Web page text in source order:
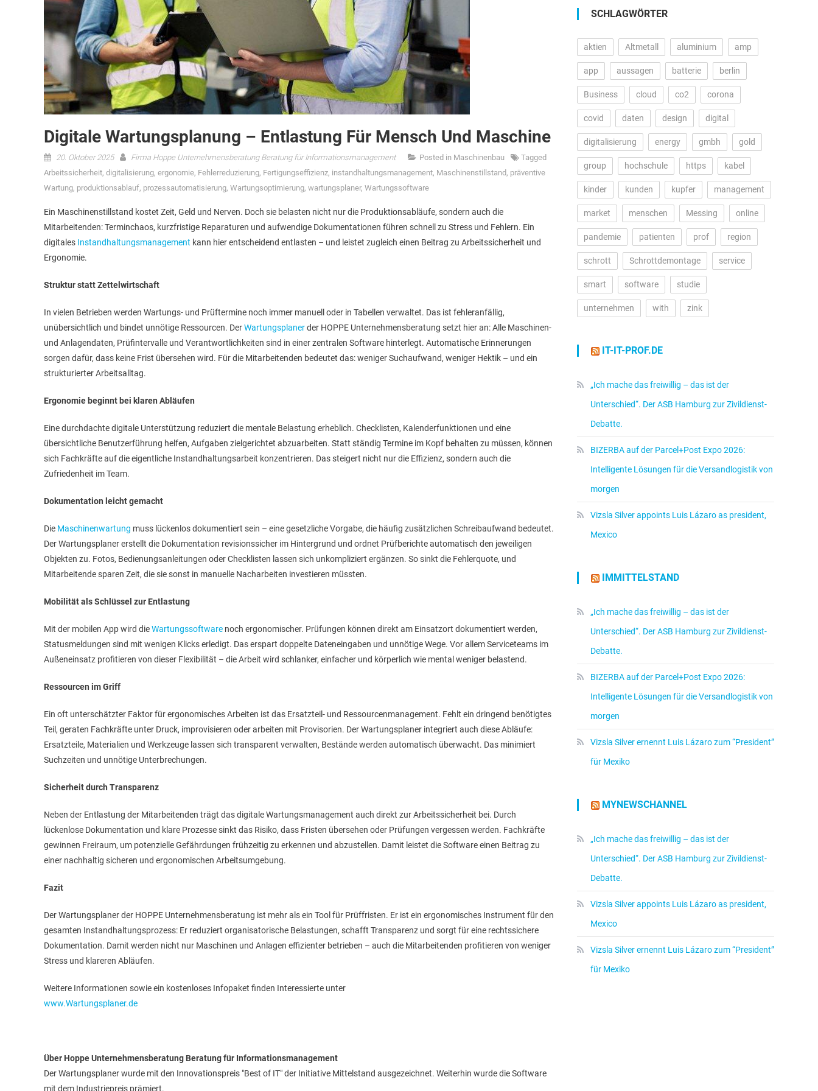
Digitale Wartungsplanung – Entlastung Für Mensch Und Maschine
20. Oktober 2025 Firma Hoppe Unternehmensberatung Beratung für Informationsmanagement Posted in Maschinenbau
Tagged
Arbeitssicherheit, digitalisierung, ergonomie, Fehlerreduzierung, Fertigungseffizienz, instandhaltungsmanagement, Maschinenstillstand , präventive
Wartung, produktionsablauf, prozessautomatisierung, Wartungsoptimierung, wartungsplaner, Wartungssoftware
Ein Maschinenstillstand kostet Zeit, Geld und Nerven. Doch sie belasten nicht nur die Produktionsabläufe, sondern auch die
Mitarbeitenden: Terminchaos, kurzfristige Reparaturen und aufwendige Dokumentationen führen schnell zu Stress und Fehlern. Ein
digitales Instandhaltungsmanagement kann hier entscheidend entlasten – und leistet zugleich einen Beitrag zu Arbeitssicherheit und
Ergonomie.
Struktur statt Zettelwirtschaft
In vielen Betrieben werden Wartungs- und Prüftermine noch immer manuell oder in Tabellen verwaltet. Das ist fehleranfällig,
unübersichtlich und bindet unnötige Ressourcen. DerWartungsplanerder HOPPE Unternehmensberatung setzt hier an: Alle Maschinen-
und Anlagendaten, Prüfintervalle und Verantwortlichkeiten sind in einer zentralen Software hinterlegt. Automatische Erinnerungen
sorgen dafür, dass keine Frist übersehen wird. Für die Mitarbeitenden bedeutet das: weniger Suchaufwand, weniger Hektik – und ein
strukturierter Arbeitsalltag.
Ergonomie beginnt bei klaren Abläufen
Eine durchdachte digitale Unterstützung reduziert die mentale Belastung erheblich. Checklisten, Kalenderfunktionen und eine
übersichtliche Benutzerführung helfen, Aufgaben zielgerichtet abzuarbeiten. Statt ständig Termine im Kopf behalten zu müssen, können
sich Fachkräfte auf die eigentliche Instandhaltungsarbeit konzentrieren. Das steigert nicht nur die Effizienz, sondern auch die
Zufriedenheit im Team.
Dokumentation leicht gemacht
Die Maschinenwartung muss lückenlos dokumentiert sein – eine gesetzliche Vorgabe, die häufig zusätzlichen Schreibaufwand bedeutet.
Der Wartungsplaner erstellt die Dokumentation revisionssicher im Hintergrund und ordnet Prüfberichte automatisch den jeweiligen
Objekten zu. Fotos, Bedienungsanleitungen oder Checklisten lassen sich unkompliziert ergänzen. So sinkt die Fehlerquote, und
Mitarbeitende sparen Zeit, die sie sonst in manuelle Nacharbeiten investieren müssten.
Mobilität als Schlüssel zur Entlastung
Mit der mobilen App wird dieWartungssoftware noch ergonomischer. Prüfungen können direkt am Einsatzort dokumentiert werden,
Statusmeldungen sind mit wenigen Klicks erledigt. Das erspart doppelte Dateneingaben und unnötige Wege. Vor allem Serviceteams im
Außeneinsatz profitieren von dieser Flexibilität – die Arbeit wird schlanker, einfacher und körperlich wie mental weniger belastend.
Ressourcen im Griff
Ein oft unterschätzter Faktor für ergonomisches Arbeiten ist das Ersatzteil- und Ressourcenmanagement. Fehlt ein dringend benötigtes
Teil, geraten Fachkräfte unter Druck, improvisieren oder arbeiten mit Provisorien. Der Wartungsplaner integriert auch diese Abläufe:
Ersatzteile, Materialien und Werkzeuge lassen sich transparent verwalten, Bestände werden automatisch überwacht. Das minimiert
Suchzeiten und unnötige Unterbrechungen.
Sicherheit durch Transparenz
Neben der Entlastung der Mitarbeitenden trägt das digitale Wartungsmanagement auch direkt zur Arbeitssicherheit bei. Durch
lückenlose Dokumentation und klare Prozesse sinkt das Risiko, dass Fristen übersehen oder Prüfungen vergessen werden. Fachkräfte
gewinnen Freiraum, um potenzielle Gefährdungen frühzeitig zu erkennen und abzustellen. Damit leistet die Software einen Beitrag zu
einer nachhaltig sicheren und ergonomischen Arbeitsumgebung.
Fazit
Der Wartungsplaner der HOPPE Unternehmensberatung ist mehr als ein Tool für Prüffristen. Er ist ein ergonomisches Instrument für den
gesamten Instandhaltungsprozess: Er reduziert organisatorische Belastungen, schafft Transparenz und sorgt für eine rechtssichere
Dokumentation. Damit werden nicht nur Maschinen und Anlagen effizienter betrieben – auch die Mitarbeitenden profitieren von weniger
Stress und klareren Abläufen.
Weitere Informationen sowie ein kostenloses Infopaket finden Interessierte unter
www.Wartungsplaner.de
Über Hoppe Unternehmensberatung Beratung für Informationsmanagement
Der Wartungsplaner wurde mit den Innovationspreis "Best of IT" der Initiative Mittelstand ausgezeichnet. Weiterhin wurde die Software
mit dem Industriepreis prämiert.
SCHLAGWÖRTER
aktien Altmetall aluminium amp
app aussagen batterie berlin
Business cloud co2 corona
covid daten design digital
digitalisierung energy gmbh gold
group hochschule https kabel
kinder kunden kupfer management
market menschen Messing online
pandemie patienten prof region
schrott Schrottdemontage service
smart software studie
unternehmen with zink
IT-IT-PROF.DE
„Ich mache das freiwillig – das ist der
Unterschied“. Der ASB Hamburg zur Zivildienst-
Debatte.
BIZERBA auf der Parcel+Post Expo 2026:
Intelligente Lösungen für die Versandlogistik von
morgen
Vizsla Silver appoints Luis Lázaro as president,
Mexico
IMMITTELSTAND
„Ich mache das freiwillig – das ist der
Unterschied“. Der ASB Hamburg zur Zivildienst-
Debatte.
BIZERBA auf der Parcel+Post Expo 2026:
Intelligente Lösungen für die Versandlogistik von
morgen
Vizsla Silver ernennt Luis Lázaro zum “President”
für Mexiko
MYNEWSCHANNEL
„Ich mache das freiwillig – das ist der
Unterschied“. Der ASB Hamburg zur Zivildienst-
Debatte.
Vizsla Silver appoints Luis Lázaro as president,
Mexico
Vizsla Silver ernennt Luis Lázaro zum “President”
für Mexiko